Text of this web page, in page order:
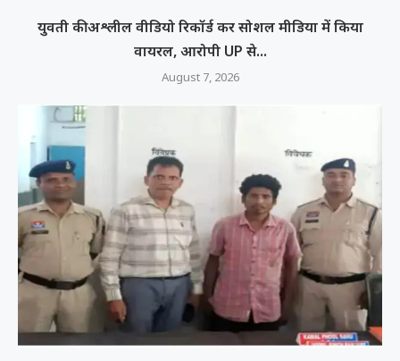
युवती की अश्लील वीडियो रिकॉर्ड कर सोशल मीडिया में किया
वायरल, आरोपी UP से...
August 7, 2026